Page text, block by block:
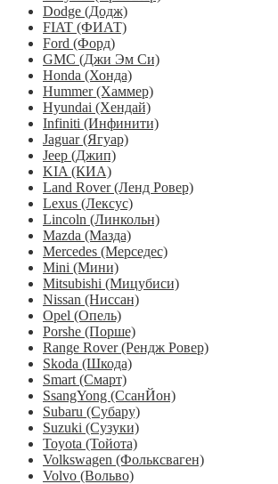
Dodge (Додж)
FIAT (ФИАТ)
Ford (Форд)
GMC (Джи Эм Си)
Honda (Хонда)
Hummer (Хаммер)
Hyundai (Хендай)
Infiniti (Инфинити)
Jaguar (Ягуар)
Jeep (Джип)
KIA (КИА)
Land Rover (Ленд Ровер)
Lexus (Лексус)
Lincoln (Линкольн)
Mazda (Мазда)
Mercedes (Мерседес)
Mini (Мини)
Mitsubishi (Мицубиси)
Nissan (Ниссан)
Opel (Опель)
Porshe (Порше)
Range Rover (Рендж Ровер)
Skoda (Шкода)
Smart (Смарт)
SsangYong (СсанЙон)
Subaru (Субару)
Suzuki (Сузуки)
Toyota (Тойота)
Volkswagen (Фольксваген)
Volvo (Вольво)